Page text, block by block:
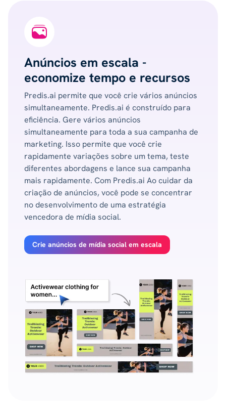
Anúncios em escala -
economize tempo e recursos
Predis.ai permite que você crie vários anúncios
simultaneamente. Predis.ai é construído para
eficiência. Gere vários anúncios
simultaneamente para toda a sua campanha de
marketing. Isso permite que você crie
rapidamente variações sobre um tema, teste
diferentes abordagens e lance sua campanha
mais rapidamente. Com Predis.ai Ao cuidar da
criação de anúncios, você pode se concentrar
no desenvolvimento de uma estratégia
vencedora de mídia social.
Crie anúncios de mídia social em escala